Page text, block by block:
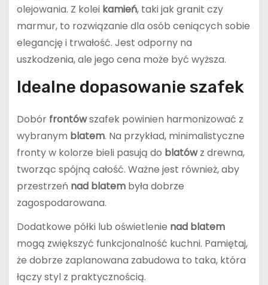
olejowania. Z kolei kamień, taki jak granit czy
marmur, to rozwiązanie dla osób ceniących sobie
elegancję i trwałość. Jest odporny na
uszkodzenia, ale jego cena może być wyższa.
Idealne dopasowanie szafek
Dobór frontówszafek powinien harmonizować z
wybranym blatem. Na przykład, minimalistyczne
fronty w kolorze bieli pasują do blatówz drewna,
tworząc spójną całość. Ważne jest również, aby
przestrzeń nad blatembyła dobrze
zagospodarowana.
Dodatkowe półki lub oświetlenie nad blatem
mogą zwiększyć funkcjonalność kuchni. Pamiętaj,
że dobrze zaplanowana zabudowa to taka, która
łączy styl z praktycznością.